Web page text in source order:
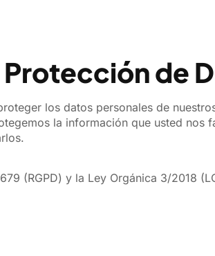
de
los datos personales de
la información que usted nos
(RGPD) y la Ley Orgánica 3/2018